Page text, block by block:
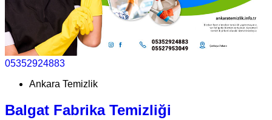
05352924883
Ankara Temizlik
Balgat Fabrika Temizliği